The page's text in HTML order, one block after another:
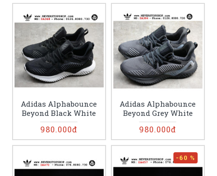
Adidas Alphabounce
Beyond Black White
980.000đ
Adidas Alphabounce
Beyond Grey White
980.000đ
-60 %